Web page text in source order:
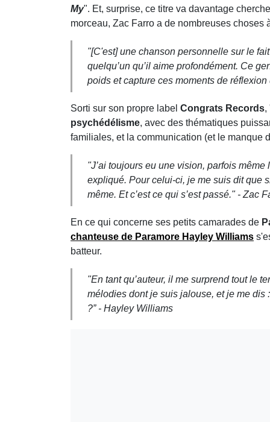
My". Et, surprise, ce titre va davantage
morceau, Zac Farro a de nombreuses choses
"[C'est]une chanson personnelle sur le
quelqu’un qu’il aime profondément. Ce
poids et capture ces moments de réflexion
Sorti sur son propre label Congrats Records,
psychédélisme, avec des thématiques
familiales, et la communication (et le manque
"J’ai toujours eu une vision, parfois
expliqué. Pour celui-ci, je me suis dit que
même. Et c’est ce qui s’est passé." - Zac
En ce qui concerne ses petits camarades de
chanteuse de Paramore Hayley Williams
batteur.
"En tant qu’auteur, il me surprend tout le
mélodies dont je suis jalouse, et je me dis
?” - Hayley Williams